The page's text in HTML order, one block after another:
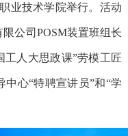
业技术学院举行。活动
公司POSM装置班组长
工人大思政课”劳模工匠
心“特聘宣讲员”和“学